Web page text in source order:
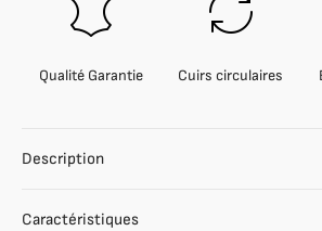
Qualité Garantie Cuirs circulaires
Description
Caractéristiques